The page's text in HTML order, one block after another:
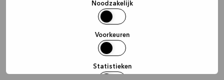
Noodzakelijk
Voorkeuren
Statistieken